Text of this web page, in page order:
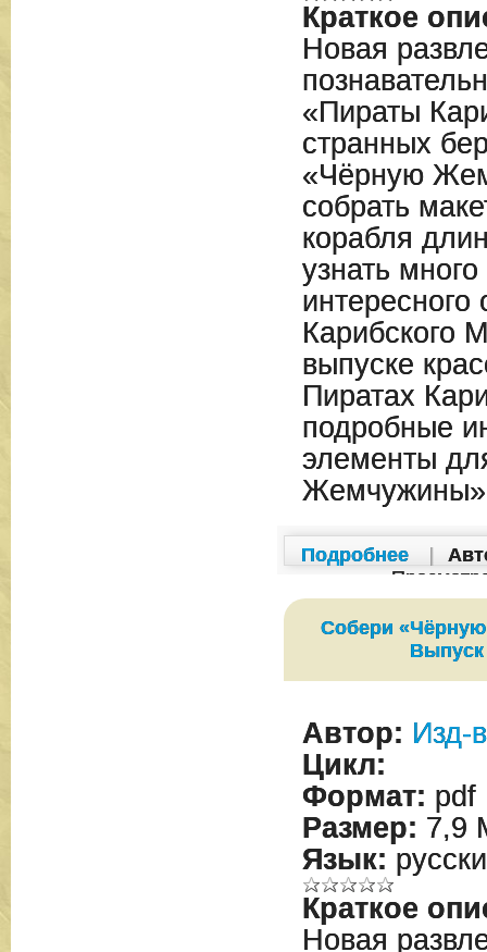
Краткое
Новая
«Пираты
странных
«Чёрную
собрать
корабля
узнать
интересного
Карибского
выпуске
Пиратах
подробные
элементы
Подробнее
Собери
Автор: Изд-
Цикл:
Формат: pdf
Размер: 7,9
Язык:
Краткое
Новая